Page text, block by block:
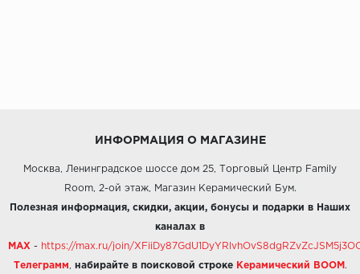
ИНФОРМАЦИЯ О МАГАЗИНЕ
Москва, Ленинградское шоссе дом 25, Торговый Центр Family
Room, 2-ой этаж, Магазин Керамический Бум.
Полезная информация, скидки, акции, бонусы и подарки в Наших
каналах в
MAX - https://max.ru/join/
Телеграмм набирайте в поисковой строке Керамический BOOM .